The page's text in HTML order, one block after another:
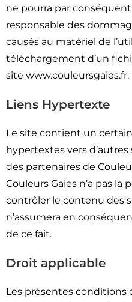
ne pourra par
responsable des
causés au matériel de
téléchargement d’un
site www.couleursgaies.fr.
Liens Hypertexte
Le site contient un
hypertextes vers
des partenaires de
Couleurs Gaies n’a pas
contrôler le contenu des
n’assumera en
de ce fait.
Droit applicable
Les présentes conditions